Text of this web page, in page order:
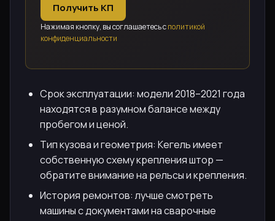
Получить КП
Нажимая кнопку, вы соглашаетесь сполитикой
конфиденциальности
Срок эксплуатации: модели 2018–2021 года
находятся в разумном балансе между
пробегом и ценой.
Тип кузова и геометрия: Кегель имеет
собственную схему крепления штор —
обратите внимание на рельсы и крепления.
История ремонтов: лучше смотреть
машины с документами на сварочные